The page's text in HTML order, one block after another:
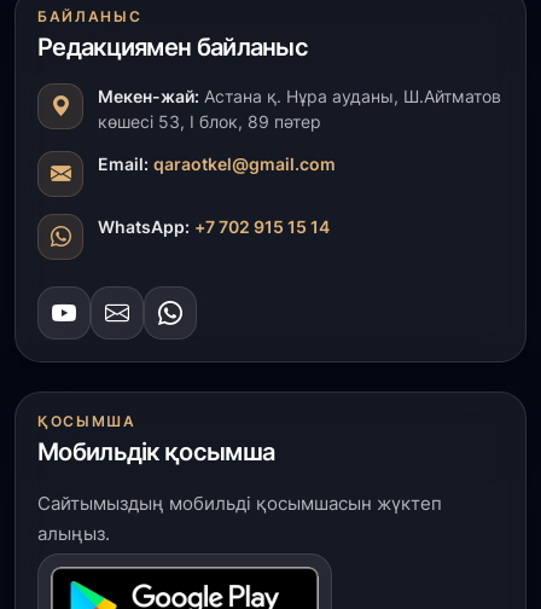
Кинопоиск Қазақстан азаматтарының ең
танымал онлайн-кинотеатрына айналды
31 шілде, 2026
ұстаздар «Әділет» партиясына өз ұсыныстарын
айтты
31 шілде, 2026
ұзақмерзімді ынтымақтастық жоспарын әзірлеуді
ұсынды
4 223 жоба қаржыландырылды
31 шілде, 2026
Президент тапсырмасы орындалды: Шардара
толық ауыз сумен қамтылды
БАЙЛАНЫС
Редакциямен байланыс
Мекен-жай: Астана қ. Нұра ауданы, Ш.Айтматов
көшесі 53, І блок, 89 пәтер
Email: qaraotkel@gmail.com
WhatsApp: +7 702 915 15 14
ҚОСЫМША
Мобильдік қосымша
Сайтымыздың мобильді қосымшасын жүктеп
алыңыз.